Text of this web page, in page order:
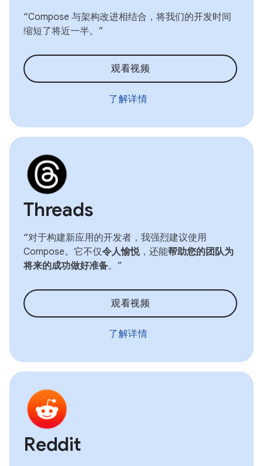
“Compose 与架构改进相结合，将我们的开发时间
缩短了将近一半。”
观看视频
了解详情
Threads
“对于构建新应用的开发者，我强烈建议使用
Compose。它不仅令人愉悦，还能帮助您的团队为
将来的成功做好准备。”
观看视频
了解详情
Reddit